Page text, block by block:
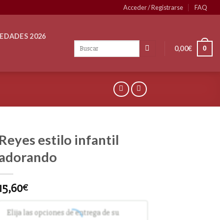
Acceder / Registrarse FAQ
2026
0,00€ 0
Reyes estilo infantil
€
Elija las opciones de entrega de su